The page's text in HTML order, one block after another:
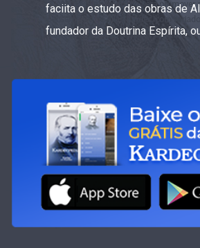
faciita o estudo das obras de
fundador da Doutrina Espírita,